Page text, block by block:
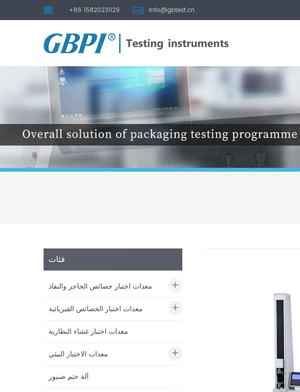
+86 15820231129 info@gbtest.cn
فئات
معدات اختبار خصائص الحاجز والنفاذ
معدات اختبار الخصائص الفيزيائية
معدات اختبار غشاء البطارية
معدات الاختبار البيئي
آلة ختم صنبور